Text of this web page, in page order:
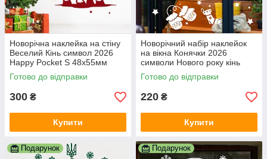
Новорічна наклейка на стіну
Веселий Кінь символ 2026
Happy Pocket S 48х55мм
червоний матовий (HP-149S-
030M)
Готово до відправки
300 ₴
Купити
Новорічний набір наклейок
на вікна Конячки 2026
символи Нового року кінь
сніжинки кульки дзвіночок
білий матовий
Готово до відправки
220 ₴
Купити
Подарунок Подарунок